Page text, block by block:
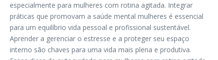
especialmente para mulheres com rotina agitada. Integrar
práticas que promovam a saúde mental mulheres é essencial
para um equilíbrio vida pessoal e profissional sustentável.
Aprender a gerenciar o estresse e a proteger seu espaço
interno são chaves para uma vida mais plena e produtiva.